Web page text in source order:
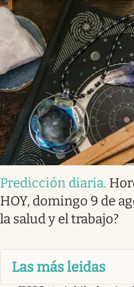
Predicción diaria.
HOY, domingo 9 de
la salud y el trabajo?
Las más leidas